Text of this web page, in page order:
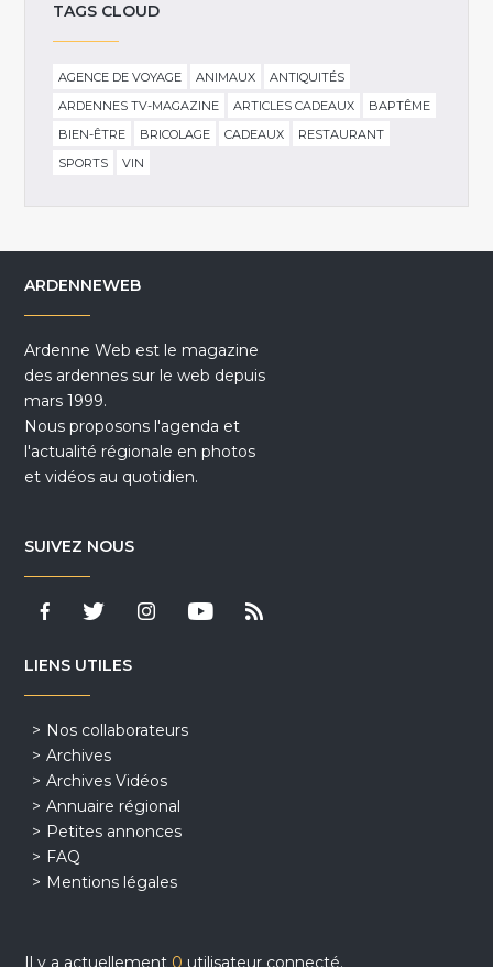
TAGS CLOUD
AGENCE DE VOYAGE ANIMAUX
ANTIQUITÉS
ARDENNES TV-MAGAZINE
ARTICLES CADEAUX
BAPTÊME
BIEN-ÊTRE
BRICOLAGE CADEAUX
RESTAURANT
SPORTS
VIN
ARDENNEWEB
Ardenne Web est le magazine
des ardennes sur le web depuis
mars 1999.
Nous proposons l'agenda et
l'actualité régionale en photos
et vidéos au quotidien.
SUIVEZ NOUS
LIENS UTILES
Nos collaborateurs
Archives
Archives Vidéos
Annuaire régional
Petites annonces
FAQ
Mentions légales
Il y a actuellement 0 utilisateur connecté.